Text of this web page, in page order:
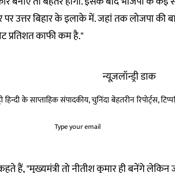
पर उत्तर बिहार के इलाके में. जहां तक लोजपा की
प्रतिशत काफी कम है."
न्यूज़लॉन्ड्री डाक
हिन्दी के साप्ताहिक संपादकीय, चुनिंदा बेहतरीन रिपोर्ट्स,
हैं, "मुख्यमंत्री तो नीतीश कुमार ही बनेंगे लेकिन